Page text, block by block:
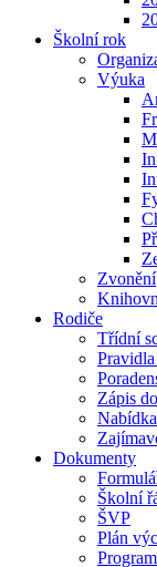
Školní rok
Výuka
Zvonění
Rodiče
Třídní
Zápis
Dokumenty
Školní
ŠVP
Plán